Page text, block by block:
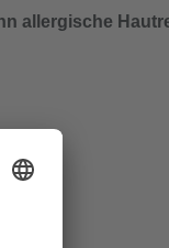
allergische